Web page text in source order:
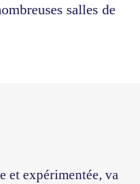
salles de
et expérimentée, va